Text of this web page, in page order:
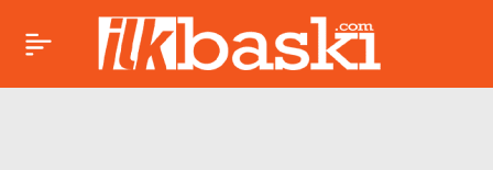
CHP’li Süleyman
Bülbül üç anketin